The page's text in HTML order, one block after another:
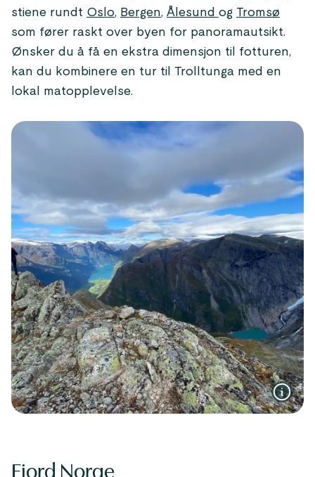
stiene rundt Oslo, Bergen, Ålesund og Tromsø
som fører raskt over byen for panoramautsikt.
Ønsker du å få en ekstra dimensjon til fotturen,
kan du kombinere en tur til Trolltunga med en
lokal matopplevelse.
Fjord Norge